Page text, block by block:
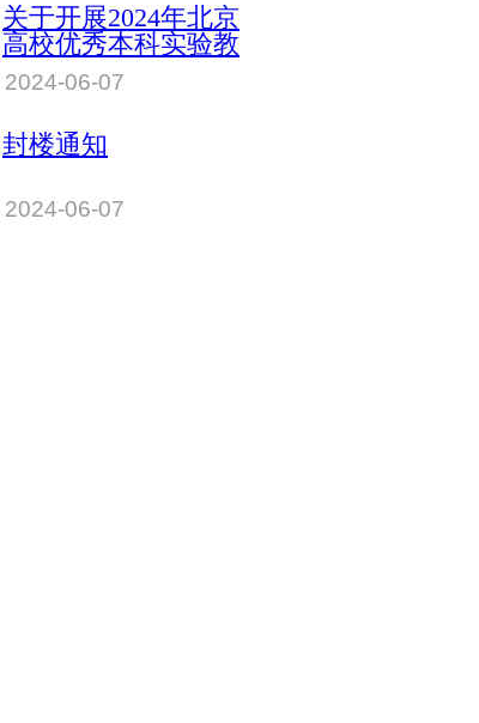
关于开展2024年北京
高校优秀本科实验教
学指导教师评选工作
的通知
2024-06-07
封楼通知
2024-06-07